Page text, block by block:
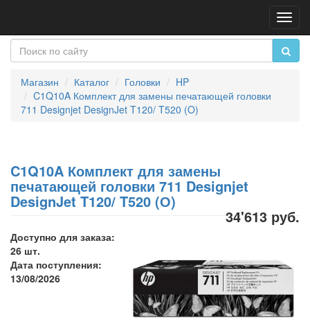
Магазин Каталог Головки
HP
C1Q10A Комплект для замены печатающей головки
711 Designjet DesignJet T120/ T520 (O)
C1Q10A Комплект для замены
печатающей головки 711 Designjet
DesignJet T120/ T520 (О)
34'613 руб.
Доступно для заказа:
26 шт.
Дата поступления:
13/08/2026